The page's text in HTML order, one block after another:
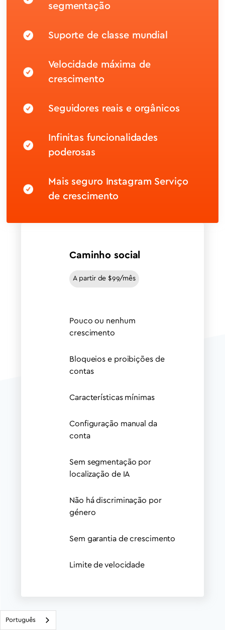
segmentação
Suporte de classe mundial
Velocidade máxima de
crescimento
Seguidores reais e orgânicos
Infinitas funcionalidades
poderosas
Mais seguro Instagram Serviço
de crescimento
Caminho social
A partir de $99/mês
Pouco ou nenhum
crescimento
Bloqueios e proibições de
contas
Características mínimas
Configuração manual da
conta
Sem segmentação por
localização de IA
Não há discriminação por
género
Sem garantia de crescimento
Limite de velocidade
Português